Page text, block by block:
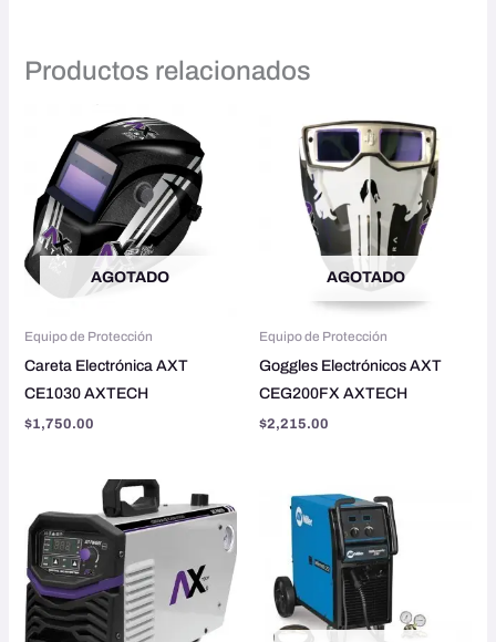
Productos relacionados
AGOTADO
Equipo de Protección
Careta Electrónica AXT
CE1030 AXTECH
$1,750.00
AGOTADO
Equipo de Protección
Goggles Electrónicos AXT
CEG200FX AXTECH
$2,215.00